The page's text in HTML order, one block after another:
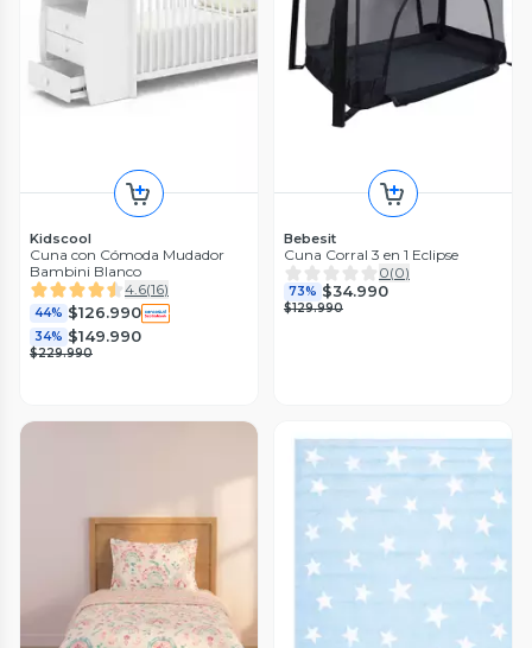
Kidscool
Cuna con Cómoda Mudador
Bambini Blanco
4.6(16)
44% $126.990
34% $149.990
$229.990
Bebesit
Cuna Corral 3 en 1 Eclipse
0(0)
73% $34.990
$129.990